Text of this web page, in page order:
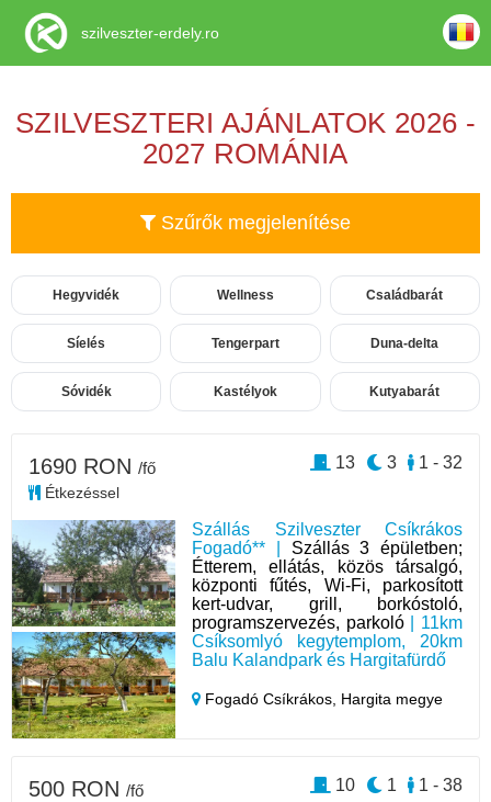
SZILVESZTERI AJÁNLATOK 2026 -
2027 ROMÁNIA
Szűrők megjelenítése
Hegyvidék Wellness Családbarát
Síelés Tengerpart Duna-delta
Sóvidék Kastélyok Kutyabarát
Szállás Szilveszter Csíkrákos
Fogadó** | Szállás 3 épületben;
Étterem, ellátás, közös társalgó,
központi fűtés, Wi-Fi, parkosított
kert-udvar, grill, borkóstoló,
programszervezés, parkoló| 11km
Csíksomlyó kegytemplom, 20km
Balu Kalandpark és Hargitafürdő
Fogadó Csíkrákos, Hargita megye
1690 RON /fő
Étkezéssel
1 - 32
3
13
500 RON /fő 1 - 38
1
10
szilveszter-erdely.ro